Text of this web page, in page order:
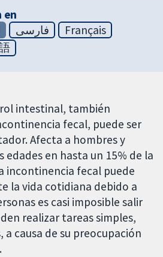
en
فارسی
Français
intestinal, también
fecal, puede ser
Afecta a hombres y
edades en hasta un 15% de la
incontinencia fecal puede
la vida cotidiana debido a
es casi imposible salir
realizar tareas simples,
a causa de su preocupación